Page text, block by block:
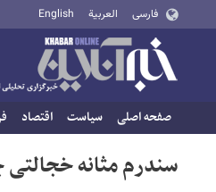
فارسی العربية English
صفحه اصلی سیاست اقتصاد
سندرم مثانه